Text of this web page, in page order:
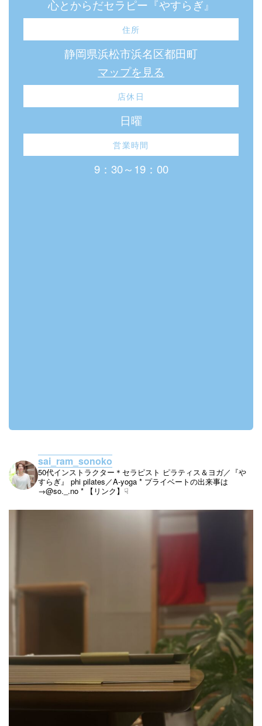
心とからだセラピー『やすらぎ』
住所
静岡県浜松市浜名区都田町
マップを見る
店休日
日曜
営業時間
9：30～19：00
sai_ram_sonoko
50代インストラクター＊セラピスト ピラティス＆ヨガ／『や
すらぎ』
phi pilates／A-yoga * プライベートの出来事は
→@so._.no * 【リンク】☟